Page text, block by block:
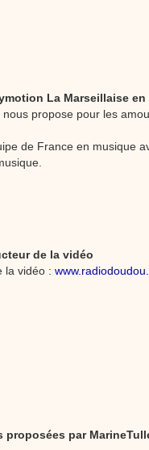
La Marseillaise
nous propose pour les
de France en musique
de la vidéo
la vidéo :
proposées par